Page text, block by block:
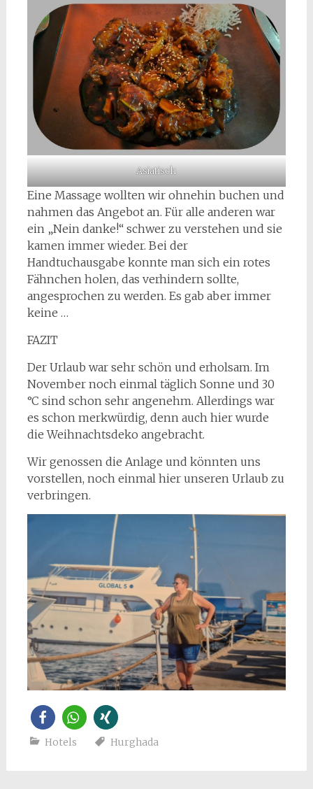
Asiatisch
Eine Massage wollten wir ohnehin buchen und
nahmen das Angebot an. Für alle anderen war
ein „Nein danke!“ schwer zu verstehen und sie
kamen immer wieder. Bei der
Handtuchausgabe konnte man sich ein rotes
Fähnchen holen, das verhindern sollte,
angesprochen zu werden. Es gab aber immer
keine …
FAZIT
Der Urlaub war sehr schön und erholsam. Im
November noch einmal täglich Sonne und 30
°C sind schon sehr angenehm. Allerdings war
es schon merkwürdig, denn auch hier wurde
die Weihnachtsdeko angebracht.
Wir genossen die Anlage und könnten uns
vorstellen, noch einmal hier unseren Urlaub zu
verbringen.
Hotels Hurghada